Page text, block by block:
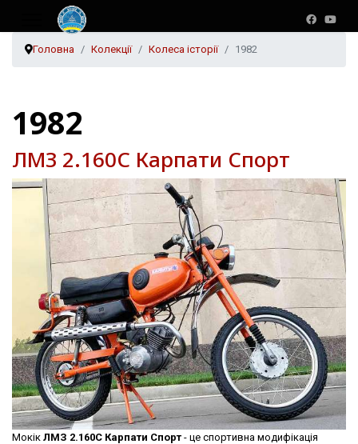
Головна Колекції Колеса історії 1982
1982
ЛМЗ 2.160С Карпати Спорт
Мокік ЛМЗ 2.160С Карпати Спорт - це спортивна модифікація